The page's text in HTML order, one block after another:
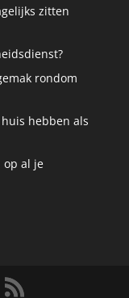
zitten
rondom
hebben als
op al je